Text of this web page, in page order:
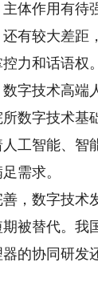
作用有待
有较大差距
力和话语权。
技术高端
数字技术
工智能、智
需求。
数字技术
被替代。
的协同研发